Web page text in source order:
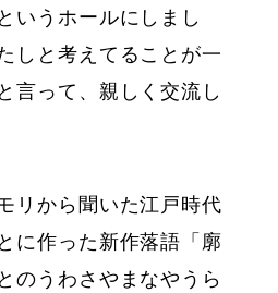
いうホールにしまし
しと考えてることが一
言って、親しく交流し
リから聞いた江戸時代
に作った新作落語「廓
のうわさやまなやうら